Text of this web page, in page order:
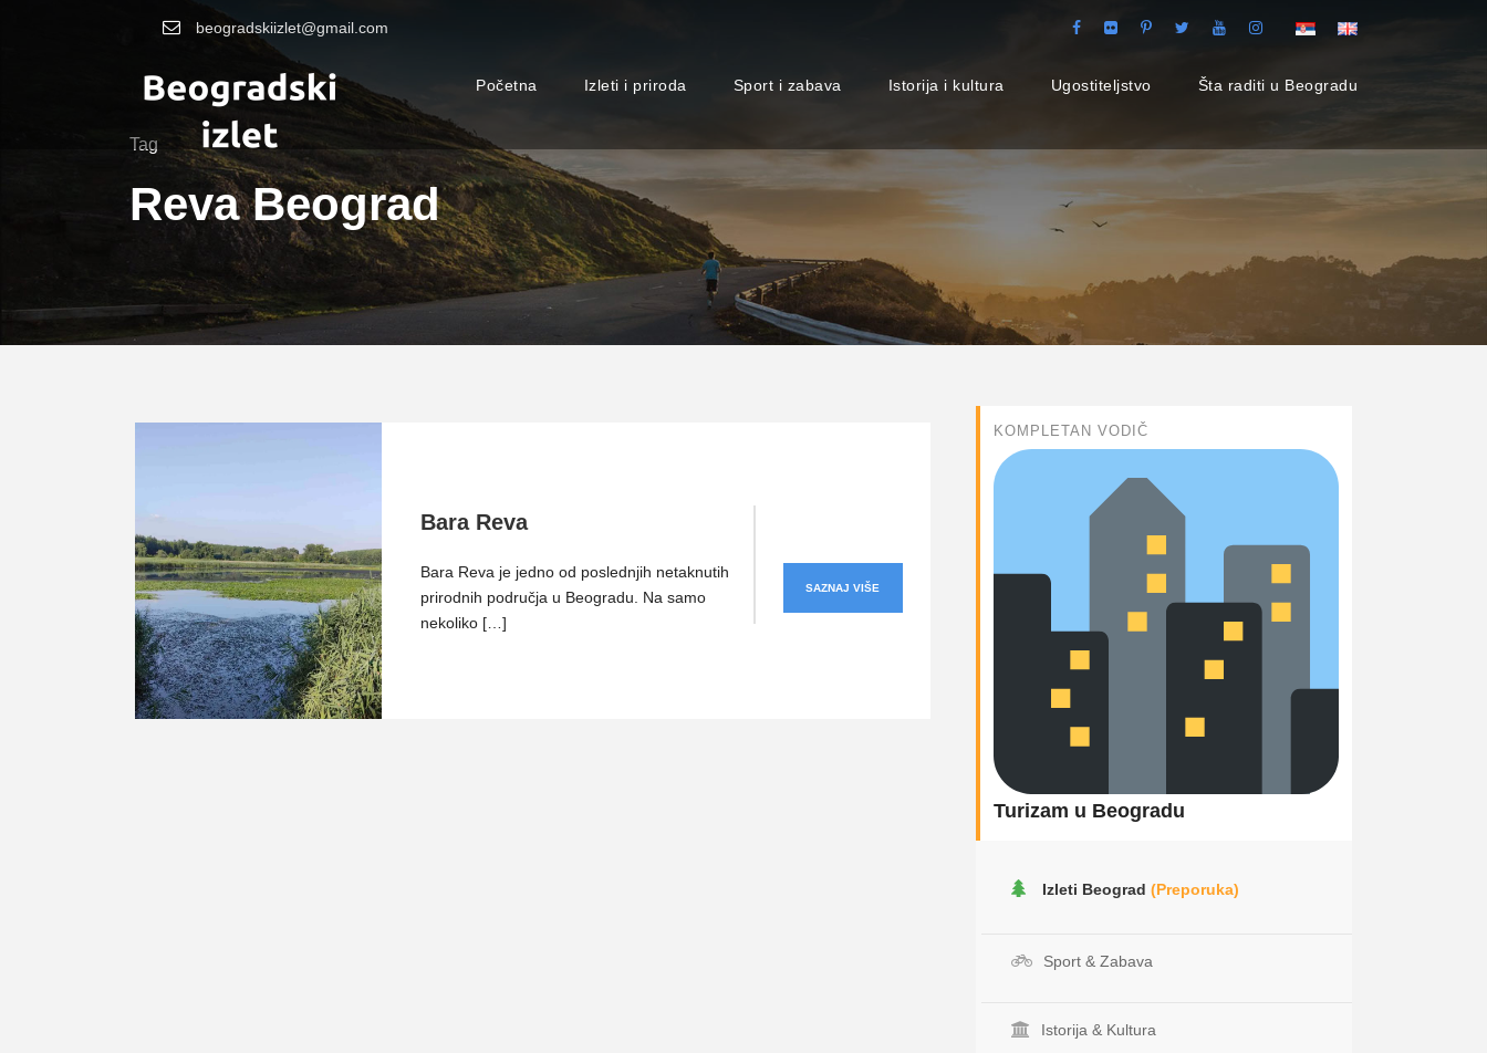
beogradskiizlet@gmail.com
Početna Izleti i priroda Sport i zabava Istorija i kultura Ugostiteljstvo Šta raditi u Beogradu
Tag
Reva Beograd
Bara Reva
Bara Reva je jedno od poslednjih netaknutih
prirodnih područja u Beogradu. Na samo
nekoliko […]
SAZNAJ VIŠE
KOMPLETAN VODIČ
Turizam u Beogradu
Izleti Beograd (Preporuka)
Sport & Zabava
Istorija & Kultura